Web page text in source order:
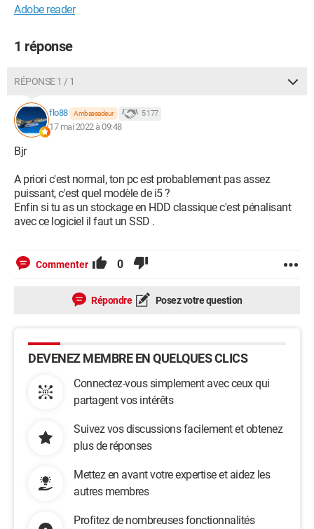
Adobe reader
1 réponse
RÉPONSE 1 / 1
flo88 Ambassadeur 5 177
17 mai 2022 à 09:48
Bjr
A priori c'est normal, ton pc est probablement pas assez
puissant, c'est quel modèle de i5 ?
Enfin si tu as un stockage en HDD classique c'est pénalisant
avec ce logiciel il faut un SSD .
Commenter 0
Répondre Posez votre question
DEVENEZ MEMBRE EN QUELQUES CLICS
Connectez-vous simplement avec ceux qui
partagent vos intérêts
Suivez vos discussions facilement et obtenez
plus de réponses
Mettez en avant votre expertise et aidez les
autres membres
Profitez de nombreuses fonctionnalités